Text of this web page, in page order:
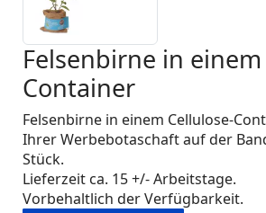
Felsenbirne in
Container
Felsenbirne in einem Cellulose-
Ihrer Werbebotaschaft auf der
Stück.
Lieferzeit ca. 15 +/- Arbeitstage.
Vorbehaltlich der Verfügbarkeit.